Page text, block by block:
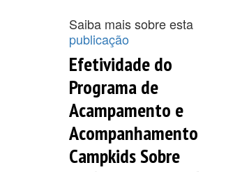
Saiba mais sobre esta
publicação
Efetividade do
Programa de
Acampamento e
Acompanhamento
Campkids Sobre